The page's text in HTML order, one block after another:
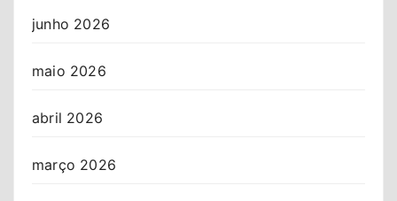
junho 2026
maio 2026
abril 2026
março 2026